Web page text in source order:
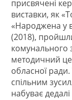
присвячені
виставки, як
«Народжена у
(2018), пройшли
комунального
методичний
обласної
спільним
набуває